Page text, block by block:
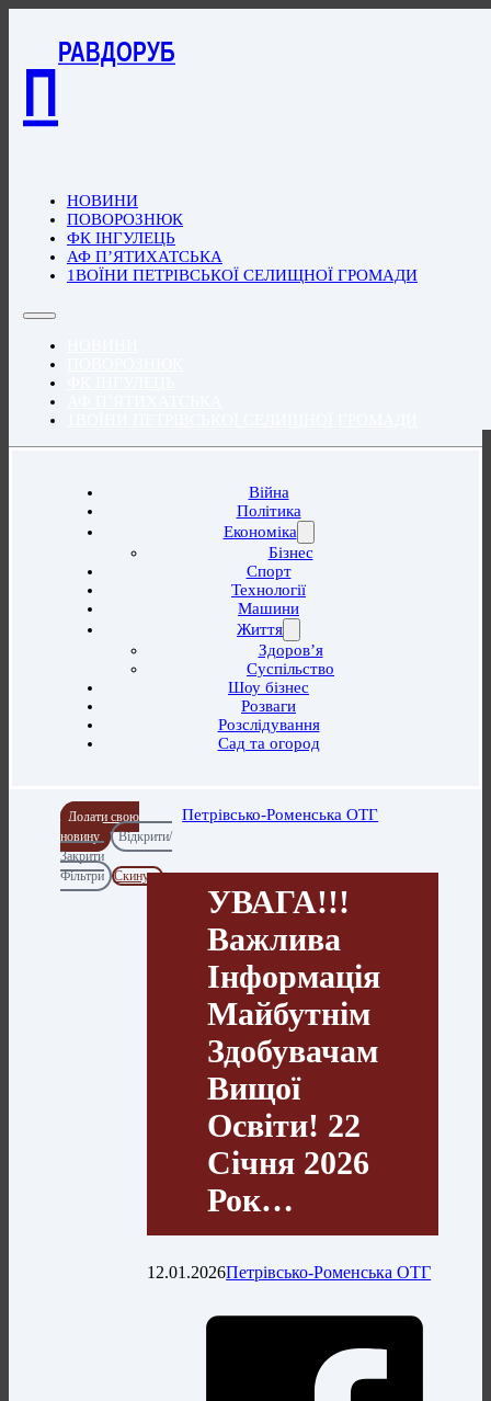
П
РАВДОРУБ
НОВИНИ
ПОВОРОЗНЮК
ФК ІНГУЛЕЦЬ
АФ П’ЯТИХАТСЬКА
1ВОЇНИ ПЕТРІВСЬКОЇ СЕЛИЩНОЇ ГРОМАДИ
Війна
Політика
Економіка
Бізнес
Спорт
Технології
Машини
Життя
Здоров’я
Суспільство
Шоу бізнес
Розваги
Розслідування
Сад та огород
Додати свою
новину
Відкрити/
Закрити
Фільтри
Скинути
Петрівсько-Роменська ОТГ
УВАГА!!!
Важлива
Інформація
Майбутнім
Здобувачам
Вищої
Освіти! 22
Січня 2026
Рок…
12.01.2026Петрівсько-Роменська ОТГ